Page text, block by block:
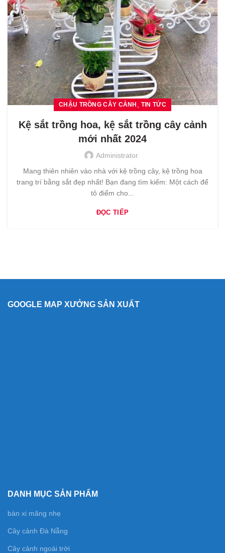
CHẬU TRỒNG CÂY CẢNH TIN TỨC
Kệ sắt trồng hoa, kệ sắt trồng cây cảnh
mới nhất 2024
Administrator
Mang thiên nhiên vào nhà với kệ trồng cây, kệ trồng hoa
trang trí bằng sắt đẹp nhất! Bạn đang tìm kiếm: Một cách để
tô điểm cho...
ĐỌC TIẾP
GOOGLE MAP XƯỞNG SẢN XUẤT
DANH MỤC SẢN PHẨM
bàn xi măng nhẹ
Cây cảnh Đà Nẵng
Cây cảnh ngoài trời